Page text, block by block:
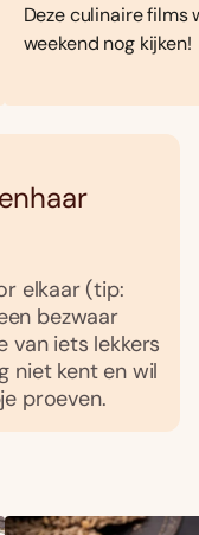
Deze culinaire films
weekend nog kijken!
elkaar (tip:
bezwaar
van iets lekkers
niet kent en wil
proeven.